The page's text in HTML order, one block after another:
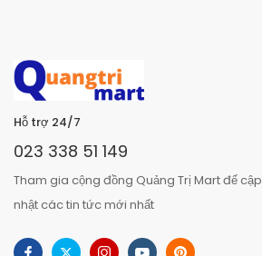
Hỗ trợ 24/7
023 338 51 149
Tham gia cộng đồng Quảng Trị Mart để cập
nhật các tin tức mới nhất